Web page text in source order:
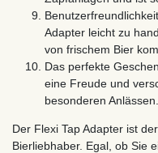
Adapter leicht zu
von frischem Bier
Das perfekte
eine Freude und
besonderen Anlässen.
Der Flexi Tap Adapter ist
Bierliebhaber. Egal, ob Sie